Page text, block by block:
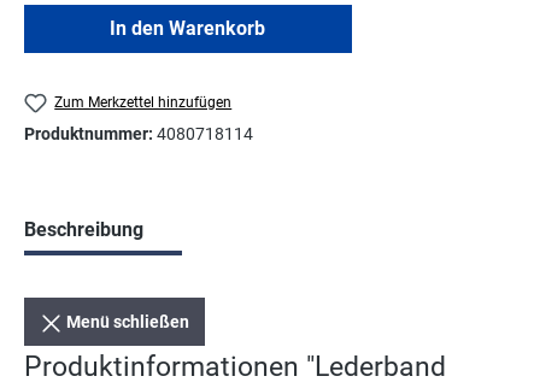
In den Warenkorb
Zum Merkzettel hinzufügen
Produktnummer: 4080718114
Beschreibung
Menü schließen
Produktinformationen "Lederband